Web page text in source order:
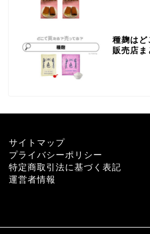
種麹はど
販売店ま
サイトマップ
プライバシーポリシー
特定商取引法に基づく表記
運営者情報